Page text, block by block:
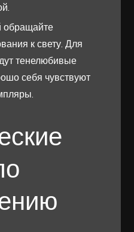
обращайте
к свету. Для
тенелюбивые
себя чувствуют